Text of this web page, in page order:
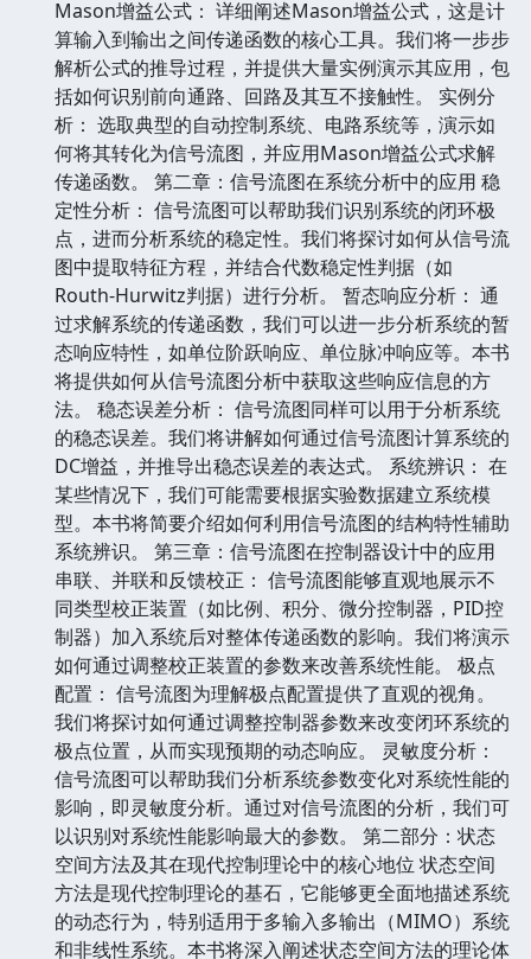
Mason增益公式： 详细阐述Mason增益公式，这是计
算输入到输出之间传递函数的核心工具。我们将一步步
解析公式的推导过程，并提供大量实例演示其应用，包
括如何识别前向通路、回路及其互不接触性。 实例分
析： 选取典型的自动控制系统、电路系统等，演示如
何将其转化为信号流图，并应用Mason增益公式求解
传递函数。 第二章：信号流图在系统分析中的应用 稳
定性分析： 信号流图可以帮助我们识别系统的闭环极
点，进而分析系统的稳定性。我们将探讨如何从信号流
图中提取特征方程，并结合代数稳定性判据（如
Routh-Hurwitz判据）进行分析。 暂态响应分析： 通
过求解系统的传递函数，我们可以进一步分析系统的暂
态响应特性，如单位阶跃响应、单位脉冲响应等。本书
将提供如何从信号流图分析中获取这些响应信息的方
法。 稳态误差分析： 信号流图同样可以用于分析系统
的稳态误差。我们将讲解如何通过信号流图计算系统的
DC增益，并推导出稳态误差的表达式。 系统辨识： 在
某些情况下，我们可能需要根据实验数据建立系统模
型。本书将简要介绍如何利用信号流图的结构特性辅助
系统辨识。 第三章：信号流图在控制器设计中的应用
串联、并联和反馈校正： 信号流图能够直观地展示不
同类型校正装置（如比例、积分、微分控制器，PID控
制器）加入系统后对整体传递函数的影响。我们将演示
如何通过调整校正装置的参数来改善系统性能。 极点
配置： 信号流图为理解极点配置提供了直观的视角。
我们将探讨如何通过调整控制器参数来改变闭环系统的
极点位置，从而实现预期的动态响应。 灵敏度分析：
信号流图可以帮助我们分析系统参数变化对系统性能的
影响，即灵敏度分析。通过对信号流图的分析，我们可
以识别对系统性能影响最大的参数。 第二部分：状态
空间方法及其在现代控制理论中的核心地位 状态空间
方法是现代控制理论的基石，它能够更全面地描述系统
的动态行为，特别适用于多输入多输出（MIMO）系统
和非线性系统。本书将深入阐述状态空间方法的理论体